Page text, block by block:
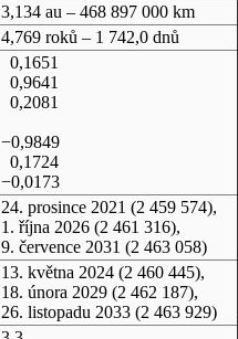
3,134 au – 468 897 000 km
4,769 roků – 1 742,0 dnů
0,1651
0,9641
0,2081
−0,9849
0,1724
−0,0173
24. prosince 2021 (2 459 574),
1. října 2026(2 461 316),
9. července 2031 (2 463 058)
13. května 2024(2 460 445),
18. února 2029(2 462 187),
26. listopadu 2033(2 463 929)